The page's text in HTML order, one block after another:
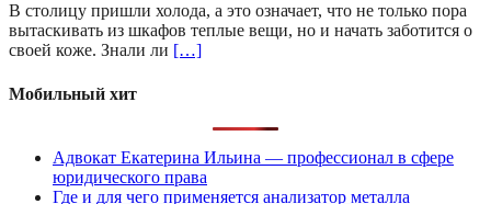
В столицу пришли холода, а это означает, что не только пора
вытаскивать из шкафов теплые вещи, но и начать заботится о
своей коже. Знали ли […]
Мобильный хит
Адвокат Екатерина Ильина — профессионал в сфере
юридического права
Где и для чего применяется анализатор металла